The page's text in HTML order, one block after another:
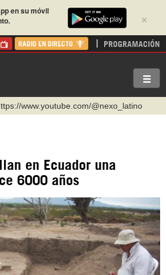
×
en su móvil
RADIO EN DIRECTO PROGRAMACIÓN
www.youtube.com/@nexo_latino
https://urmedium.com/c/hispantv
y Viber: +98 921 79 29 404
https://www.facebook.com/Nexolatino.Canal
en Ecuador una
6000 años